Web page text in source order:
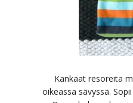
Kankaat resoreita
oikeassa sävyssä.